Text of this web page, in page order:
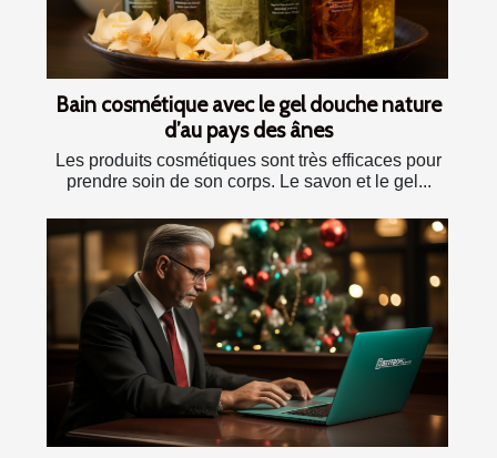
Bain cosmétique avec le gel douche nature
d’au pays des ânes
Les produits cosmétiques sont très efficaces pour
prendre soin de son corps. Le savon et le gel...